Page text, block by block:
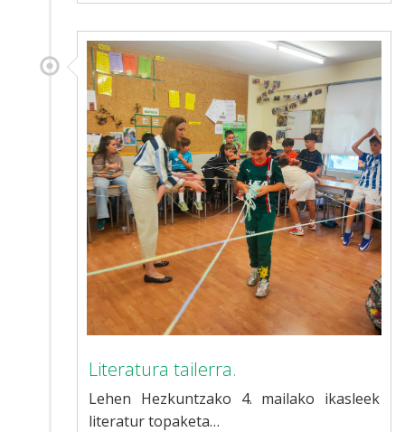
Literatura tailerra.
Lehen Hezkuntzako 4. mailako ikasleek
literatur topaketa…